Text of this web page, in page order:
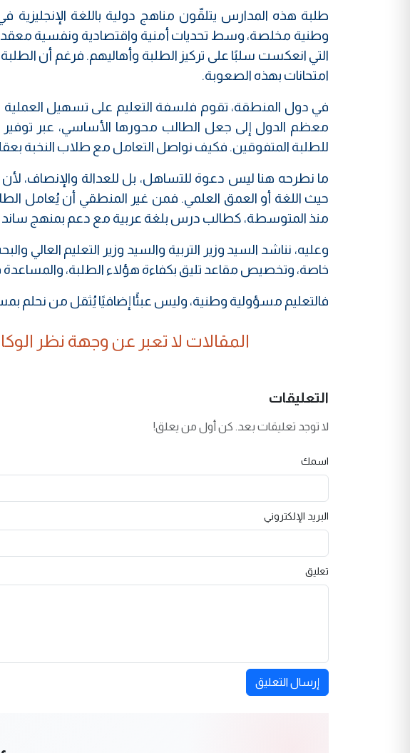
طلبة هذه المدارس يتلقّون مناهج دولية باللغة
وطنية مخلصة، وسط تحديات أمنية واقتصادية ونفسية معقدة،
التي انعكست سلبًا على تركيز الطلبة وأهاليهم. فرغم أن
امتحانات بهذه الصعوبة.
في دول المنطقة، تقوم فلسفة التعليم على تسهيل العملية
معظم الدول إلى جعل الطالب محورها الأساسي، عبر توفير
للطلبة المتفوقين. فكيف نواصل التعامل مع طلاب النخبة
ما نطرحه هنا ليس دعوة للتساهل، بل للعدالة والإنصاف، لأن
حيث اللغة أو العمق العلمي. فمن غير المنطقي أن يُعامل الطالب
منذ المتوسطة، كطالب درس بلغة عربية مع دعم بمنهج ساند
وعليه، نناشد السيد وزير التربية والسيد وزير التعليم العالي
خاصة، وتخصيص مقاعد تليق بكفاءة هؤلاء الطلبة،
فالتعليم مسؤولية وطنية، وليس عبئًا إضافيًا يُثقل من نحلم
المقالات لا تعبر عن وجهة نظر
التعليقات
لا توجد تعليقات بعد. كن أول من يعلق!
اسمك
البريد الإلكتروني
تعليق
إرسال التعليق